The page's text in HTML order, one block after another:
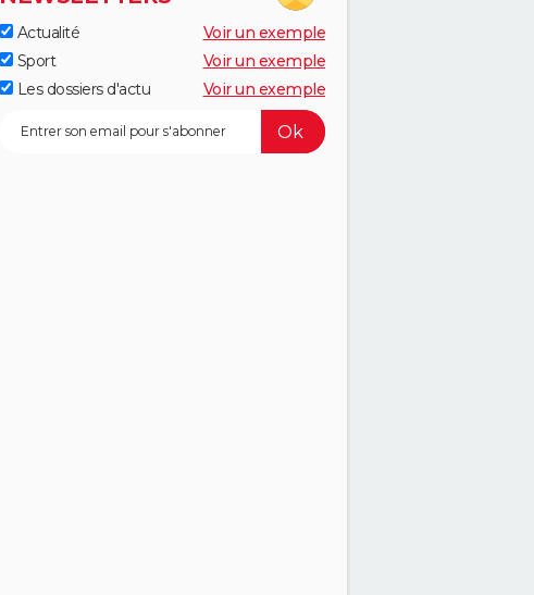
Actualité
Voir un exemple
Sport
Voir un exemple
Les dossiers d'actu
Voir un exemple